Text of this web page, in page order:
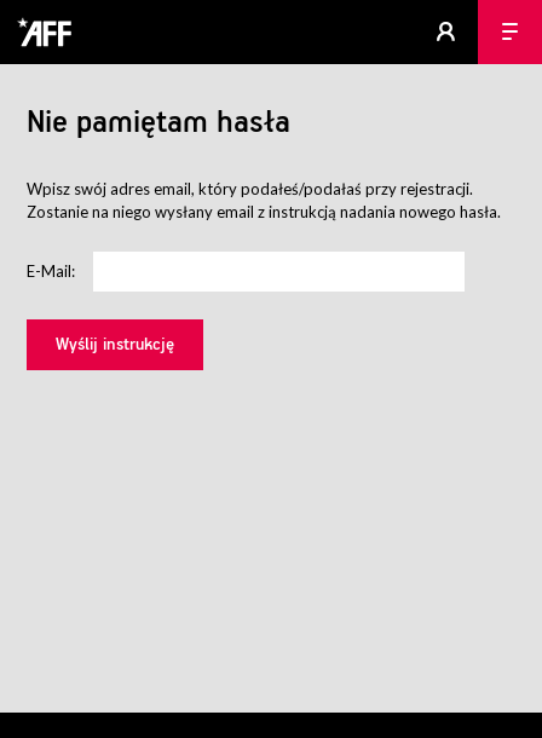
Nie pamiętam hasła
Wpisz swój adres email, który podałeś/podałaś przy rejestracji.
Zostanie na niego wysłany email z instrukcją nadania nowego hasła.
E-Mail: